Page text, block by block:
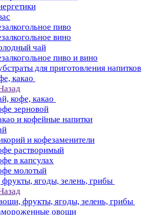
пиво
вино
чай
пиво и вино
для приготовления напитков
какао
кофе, какао
зерновой
и кофейные напитки
и кофезаменители
растворимый
в капсулах
молотый
ягоды, зелень, грибы
фрукты, ягоды, зелень, грибы
овощи